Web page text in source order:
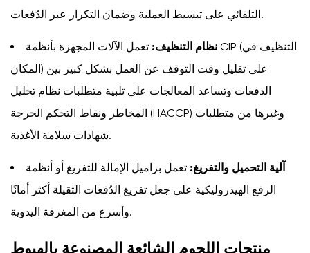
التلقائي على تبسيط العملية وضمان التكرار عبر الدُفعات.
نظام التنظيف: تعمل الآلات المجهزة بأنظمة CIP (التنظيف في
المكان) على تقليل وقت التوقف عن العمل بشكل كبير بين
الدفعات وتساعد المعالجات على تلبية متطلبات نظام تحليل
المخاطر ونقاط التحكم الحرجة (HACCP) وغيرها من متطلبات
شهادات سلامة الأغذية.
آلية التحميل والتفريغ: تعمل براميل الإمالة للتفريغ أو أنظمة
الرفع الهيدروليكية على جعل تفريغ الدُفعات الثقيلة أكثر أمانًا
وأسرع من المغرفة اليدوية.
منتجات اللحوم الشائعة المصنوعة بالهبوط